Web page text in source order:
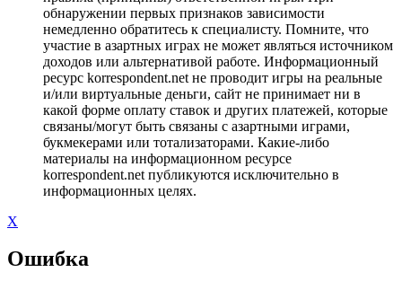
обнаружении первых признаков зависимости
немедленно обратитесь к специалисту. Помните, что
участие в азартных играх не может являться источником
доходов или альтернативой работе. Информационный
ресурс korrespondent.net не проводит игры на реальные
и/или виртуальные деньги, сайт не принимает ни в
какой форме оплату ставок и других платежей, которые
связаны/могут быть связаны с азартными играми,
букмекерами или тотализаторами. Какие-либо
материалы на информационном ресурсе
korrespondent.net публикуются исключительно в
информационных целях.
X
Ошибка